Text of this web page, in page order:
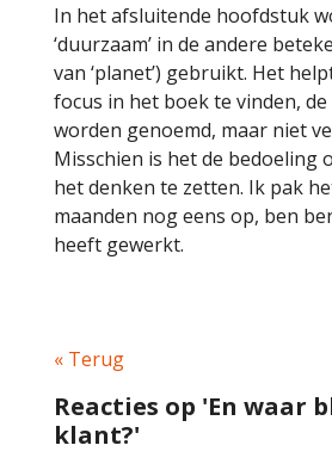
In het afsluitende hoofdstuk
‘duurzaam’ in de andere
van ‘planet’) gebruikt. Het
focus in het boek te vinden,
worden genoemd, maar niet
Misschien is het de bedoeling
het denken te zetten. Ik pak
maanden nog eens op, ben
heeft gewerkt.
« Terug
Reacties op 'En waar
klant?'